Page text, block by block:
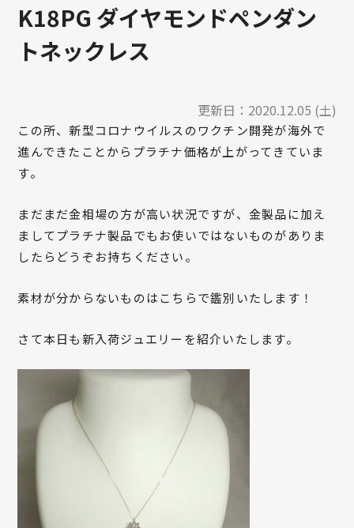
K18PG ダイヤモンドペンダン
トネックレス
更新日： 2020.12.05 (土)
この所、新型コロナウイルスのワクチン開発が海外で
進んできたことからプラチナ価格が上がってきていま
す。
まだまだ金相場の方が高い状況ですが、金製品に加え
ましてプラチナ製品でもお使いではないものがありま
したらどうぞお持ちください。
素材が分からないものはこちらで鑑別いたします！
さて本日も新入荷ジュエリーを紹介いたします。